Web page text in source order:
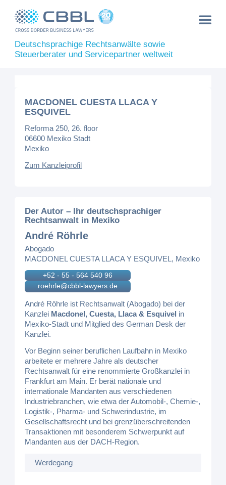
Deutschsprachige Rechtsanwälte sowie
Steuerberater und Servicepartner weltweit
MACDONEL CUESTA LLACA Y
ESQUIVEL
Reforma 250, 26. floor
06600 Mexiko Stadt
Mexiko
Zum Kanzleiprofil
Der Autor – Ihr deutschsprachiger
Rechtsanwalt in Mexiko
André Röhrle
Abogado
MACDONEL CUESTA LLACA Y ESQUIVEL, Mexiko
+52 - 55 - 564 540 96
roehrle@cbbl-lawyers.de
André Röhrle ist Rechtsanwalt (Abogado) bei der
Kanzlei Macdonel, Cuesta, Llaca & Esquivel in
Mexiko-Stadt und Mitglied des German Desk der
Kanzlei.
Vor Beginn seiner beruflichen Laufbahn in Mexiko
arbeitete er mehrere Jahre als deutscher
Rechtsanwalt für eine renommierte Großkanzlei in
Frankfurt am Main. Er berät nationale und
internationale Mandanten aus verschiedenen
Industriebranchen, wie etwa der Automobil-, Chemie-,
Logistik-, Pharma- und Schwerindustrie, im
Gesellschaftsrecht und bei grenzüberschreitenden
Transaktionen mit besonderem Schwerpunkt auf
Mandanten aus der DACH-Region.
Werdegang